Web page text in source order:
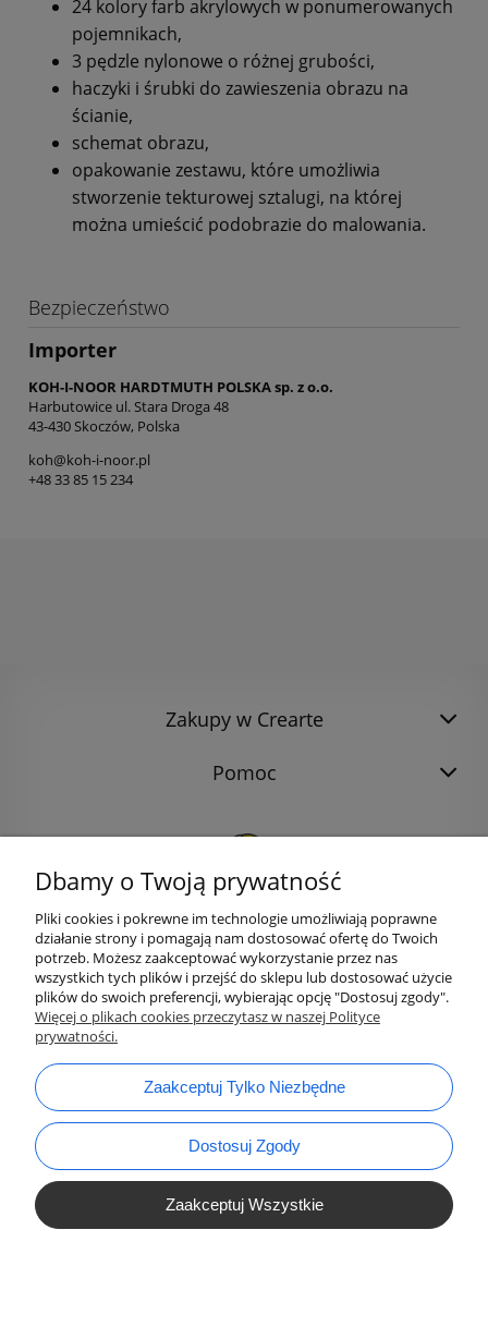
24 kolory farb akrylowych w ponumerowanych
pojemnikach,
3 pędzle nylonowe o różnej grubości,
haczyki i śrubki do zawieszenia obrazu na
ścianie,
schemat obrazu,
opakowanie zestawu, które umożliwia
stworzenie tekturowej sztalugi, na której
można umieścić podobrazie do malowania.
Bezpieczeństwo
Importer
KOH-I-NOOR HARDTMUTH POLSKA sp. z o.o.
Harbutowice ul. Stara Droga 48
43-430 Skoczów, Polska
koh@koh-i-noor.pl
+48 33 85 15 234
Zakupy w Crearte
Pomoc
email:bok@ArtykulyDlaPlastykow.pl
Dbamy o Twoją prywatność
Pliki cookies i pokrewne im technologie umożliwiają poprawne
działanie strony i pomagają nam dostosować ofertę do Twoich
potrzeb. Możesz zaakceptować wykorzystanie przez nas
wszystkich tych plików i przejść do sklepu lub dostosować użycie
plików do swoich preferencji, wybierając opcję "Dostosuj zgody".
Więcej o plikach cookies przeczytasz w naszej Polityce
prywatności.
Zaakceptuj Tylko Niezbędne
Dostosuj Zgody
Zaakceptuj Wszystkie